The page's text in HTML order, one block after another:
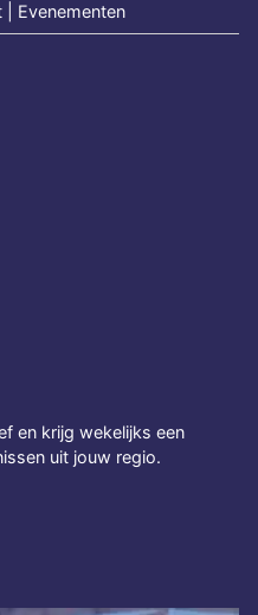
Evenementen
en krijg wekelijks een
uit jouw regio.